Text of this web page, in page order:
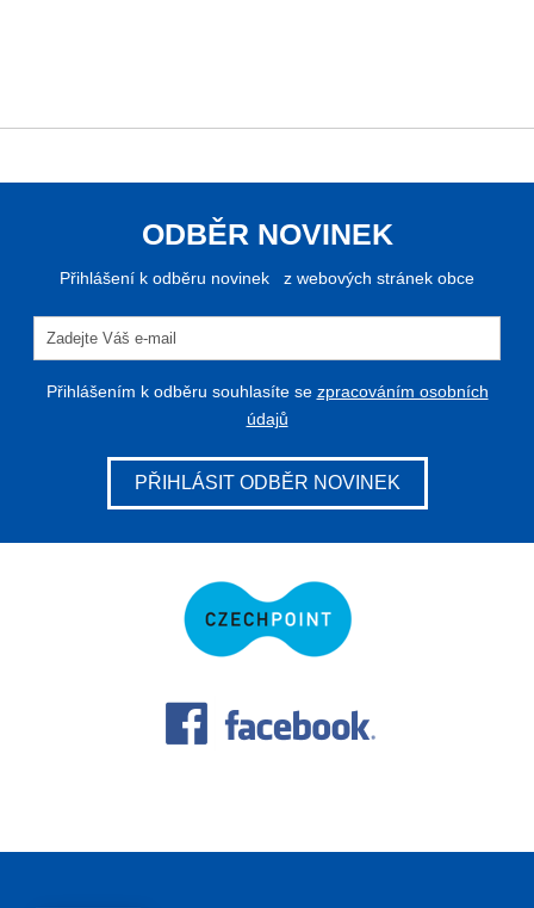
ODBĚR NOVINEK
Přihlášení k odběru novinek z webových stránek obce
Přihlášením k odběru souhlasíte se zpracováním osobních
údajů
PŘIHLÁSIT ODBĚR NOVINEK